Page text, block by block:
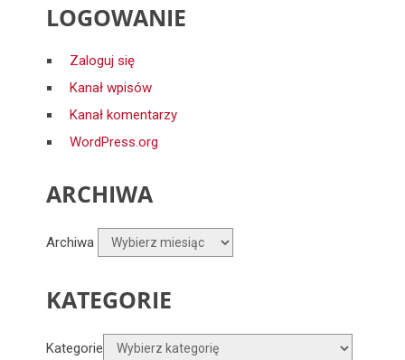
LOGOWANIE
Zaloguj się
Kanał wpisów
Kanał komentarzy
WordPress.org
ARCHIWA
Archiwa
KATEGORIE
Kategorie